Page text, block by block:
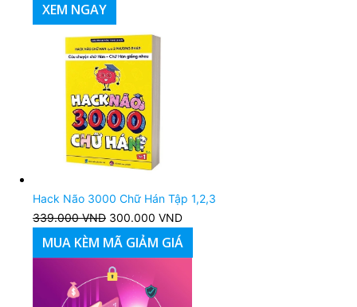
là:
300.000 VND.
XEM NGAY
Hack Não 3000 Chữ Hán Tập 1,2,3
339.000VND Giá
gốc
là:
339.000 VND.
300.000 VND
tại
MUA KÈM MÃ GIẢM GIÁ